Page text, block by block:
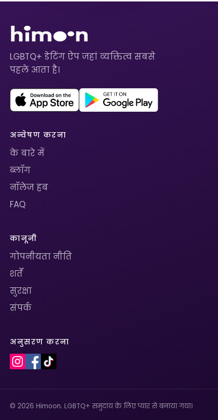
LGBTQ+ डेटिंग ऐप जहां व्यक्तित्व सबसे
पहले आता है।
अन्वेषण करना
के बारे में
ब्लॉग
नॉलेज हब
FAQ
कानूनी
गोपनीयता नीति
शर्तें
सुरक्षा
संपर्क
अनुसरण करना
© 2026 Himoon. LGBTQ+ समुदाय के लिए प्यार से बनाया गया।